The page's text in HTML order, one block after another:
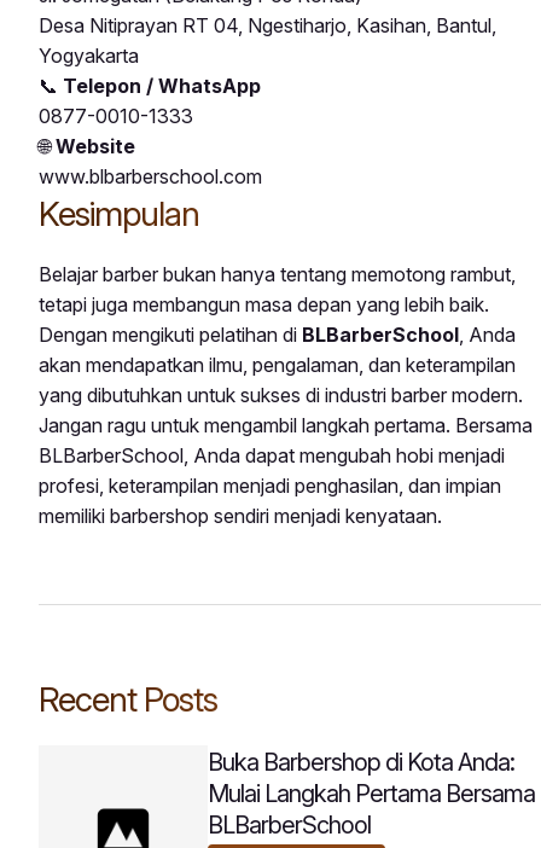
Desa Nitiprayan RT 04, Ngestiharjo, Kasihan, Bantul,
Yogyakarta
📞 Telepon / WhatsApp
0877-0010-1333
🌐Website
www.blbarberschool.com
Kesimpulan
Belajar barber bukan hanya tentang memotong rambut,
tetapi juga membangun masa depan yang lebih baik.
Dengan mengikuti pelatihan di BLBarberSchool , Anda
akan mendapatkan ilmu, pengalaman, dan keterampilan
yang dibutuhkan untuk sukses di industri barber modern.
Jangan ragu untuk mengambil langkah pertama. Bersama
BLBarberSchool, Anda dapat mengubah hobi menjadi
profesi, keterampilan menjadi penghasilan, dan impian
memiliki barbershop sendiri menjadi kenyataan.
Recent Posts
Buka Barbershop di Kota Anda:
Mulai Langkah Pertama Bersama
BLBarberSchool